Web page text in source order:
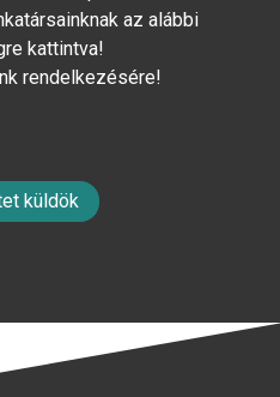
az alábbi
kattintva!
rendelkezésére!
küldök